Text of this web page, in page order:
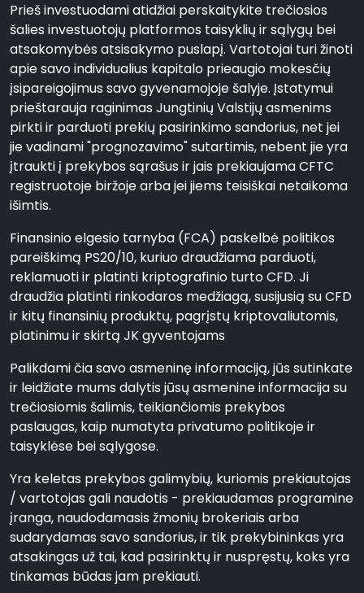
Prieš investuodami atidžiai perskaitykite trečiosios
šalies investuotojų platformos taisyklių ir sąlygų bei
atsakomybės atsisakymo puslapį. Vartotojai turi žinoti
apie savo individualius kapitalo prieaugio mokesčių
įsipareigojimus savo gyvenamojoje šalyje. Įstatymui
prieštarauja raginimas Jungtinių Valstijų asmenims
pirkti ir parduoti prekių pasirinkimo sandorius, net jei
jie vadinami "prognozavimo" sutartimis, nebent jie yra
įtraukti į prekybos sąrašus ir jais prekiaujama CFTC
registruotoje biržoje arba jei jiems teisiškai netaikoma
išimtis.
Finansinio elgesio tarnyba (FCA) paskelbė politikos
pareiškimą PS20/10, kuriuo draudžiama parduoti,
reklamuoti ir platinti kriptografinio turto CFD. Ji
draudžia platinti rinkodaros medžiagą, susijusią su CFD
ir kitų finansinių produktų, pagrįstų kriptovaliutomis,
platinimu ir skirtą JK gyventojams
Palikdami čia savo asmeninę informaciją, jūs sutinkate
ir leidžiate mums dalytis jūsų asmenine informacija su
trečiosiomis šalimis, teikiančiomis prekybos
paslaugas, kaip numatyta privatumo politikoje ir
taisyklėse bei sąlygose.
Yra keletas prekybos galimybių, kuriomis prekiautojas
/ vartotojas gali naudotis - prekiaudamas programine
įranga, naudodamasis žmonių brokeriais arba
sudarydamas savo sandorius, ir tik prekybininkas yra
atsakingas už tai, kad pasirinktų ir nuspręstų, koks yra
tinkamas būdas jam prekiauti.